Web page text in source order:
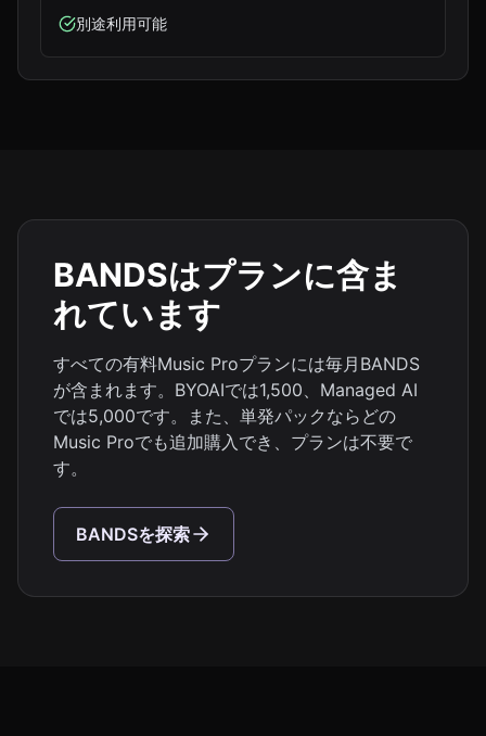
別途利用可能
BANDSはプランに含ま
れています
すべての有料Music Proプランには毎月BANDS
が含まれます。BYOAIでは1,500、Managed AI
では5,000です。また、単発パックならどの
Music Proでも追加購入でき、プランは不要で
す。
BANDSを探索